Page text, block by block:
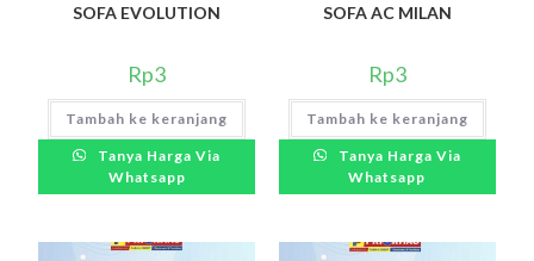
SOFA EVOLUTION
Rp3
Tambah ke keranjang
Tanya Harga Via
Whatsapp
SOFA AC MILAN
Rp3
Tambah ke keranjang
Tanya Harga Via
Whatsapp